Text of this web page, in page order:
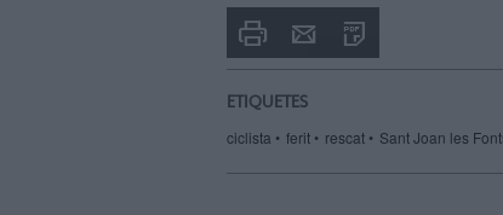
Envia
un
ETIQUETES
ciclista ferit rescat Sant Joan les